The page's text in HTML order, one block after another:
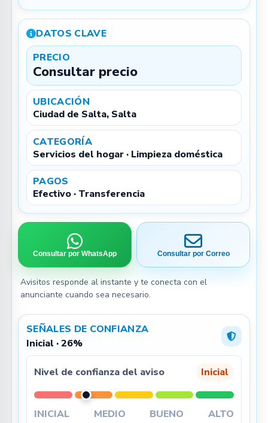
DATOS CLAVE
PRECIO
Consultar precio
UBICACIÓN
Ciudad de Salta, Salta
CATEGORÍA
Servicios del hogar · Limpieza doméstica
PAGOS
Efectivo · Transferencia
Consultar por WhatsApp Consultar por Correo
Avisitos responde al instante y te conecta con el
anunciante cuando sea necesario.
SEÑALES DE CONFIANZA
Inicial · 26%
Nivel de confianza del aviso Inicial
INICIAL MEDIO BUENO
ALTO